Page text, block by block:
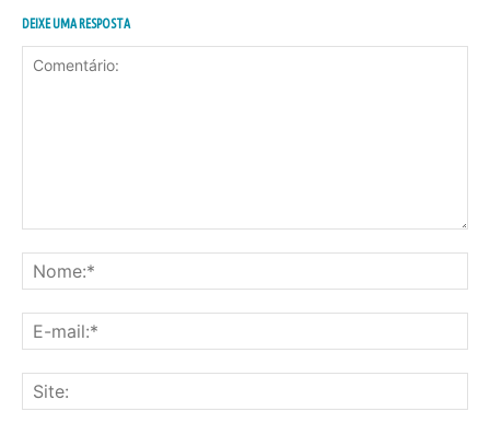
DEIXE UMA RESPOSTA